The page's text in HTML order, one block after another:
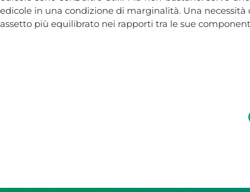
edicole in una condizione di marginalità. Una
assetto più equilibrato nei rapporti tra le sue